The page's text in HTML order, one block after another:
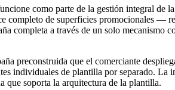
como parte de la gestión integral de
completo de superficies promocionales —
completa a través de un solo mecanismo
preconstruida que el comerciante
individuales de plantilla por separado. La
que soporta la arquitectura de la plantilla.